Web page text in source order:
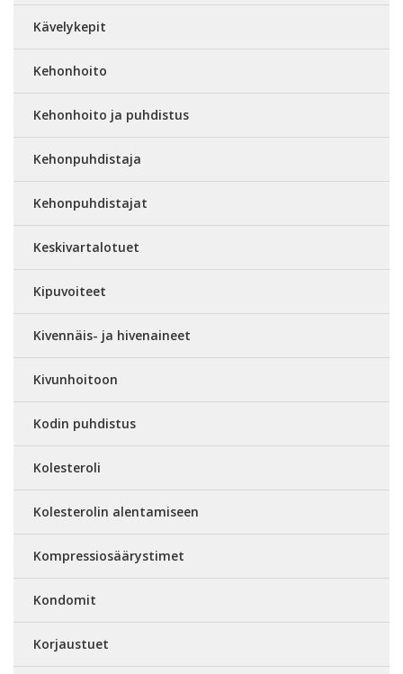
Kävelykepit
Kehonhoito
Kehonhoito ja puhdistus
Kehonpuhdistaja
Kehonpuhdistajat
Keskivartalotuet
Kipuvoiteet
Kivennäis- ja hivenaineet
Kivunhoitoon
Kodin puhdistus
Kolesteroli
Kolesterolin alentamiseen
Kompressiosäärystimet
Kondomit
Korjaustuet